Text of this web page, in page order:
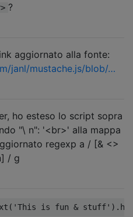
?
aggiornato alla fonte:
janl/mustache.js/blob/…
ho esteso lo script sopra
"\ n": '<br>' alla mappa
regexp a / [& <>
/ g
( 'This is fun & stuff' ).